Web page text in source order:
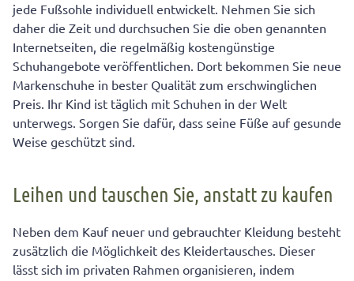
jede Fußsohle individuell entwickelt. Nehmen Sie sich
daher die Zeit und durchsuchen Sie die oben genannten
Internetseiten, die regelmäßig kostengünstige
Schuhangebote veröffentlichen. Dort bekommen Sie neue
Markenschuhe in bester Qualität zum erschwinglichen
Preis. Ihr Kind ist täglich mit Schuhen in der Welt
unterwegs. Sorgen Sie dafür, dass seine Füße auf gesunde
Weise geschützt sind.
Leihen und tauschen Sie, anstatt zu kaufen
Neben dem Kauf neuer und gebrauchter Kleidung besteht
zusätzlich die Möglichkeit des Kleidertausches. Dieser
lässt sich im privaten Rahmen organisieren, indem